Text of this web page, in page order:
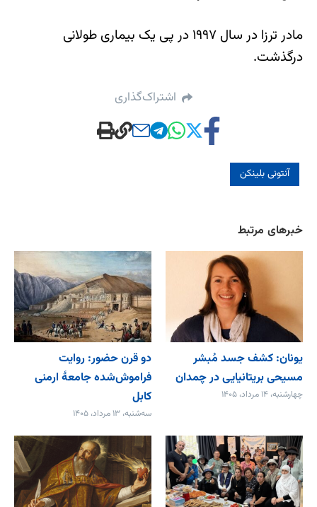
مادر ترزا در سال ۱۹۹۷ در پی یک بیماری طولانی
درگذشت.
اشتراک‌گذاری
آنتونی بلینکن
خبرهای مرتبط
یونان: کشف جسد مُبشر
مسیحی بریتانیایی در چمدان
چهارشنبه، ۱۴ مرداد، ۱۴۰۵
دو قرن حضور: روایت
فراموش‌شده جامعۀ ارمنی
کابل
سه‌شنبه، ۱۳ مرداد، ۱۴۰۵